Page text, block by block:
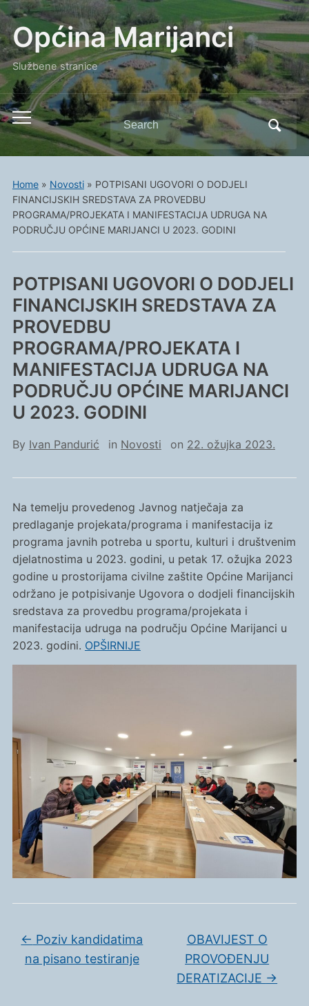
Općina Marijanci
Službene stranice
Toggle
mobile
menu
Search
for:
Home» Novosti» POTPISANI UGOVORI O DODJELI
FINANCIJSKIH SREDSTAVA ZA PROVEDBU
PROGRAMA/PROJEKATA I MANIFESTACIJA UDRUGA NA
PODRUČJU OPĆINE MARIJANCI U 2023. GODINI
POTPISANI UGOVORI O DODJELI
FINANCIJSKIH SREDSTAVA ZA
PROVEDBU
PROGRAMA/PROJEKATA I
MANIFESTACIJA UDRUGA NA
PODRUČJU OPĆINE MARIJANCI
U 2023. GODINI
By Ivan Pandurić in Novosti on 22. ožujka 2023.
Na temelju provedenog Javnog natječaja za
predlaganje projekata/programa i manifestacija iz
programa javnih potreba u sportu, kulturi i društvenim
djelatnostima u 2023. godini, u petak 17. ožujka 2023
godine u prostorijama civilne zaštite Općine Marijanci
održano je potpisivanje Ugovora o dodjeli financijskih
sredstava za provedbu programa/projekata i
manifestacija udruga na području Općine Marijanci u
2023. godini. OPŠIRNIJE
← Poziv kandidatima
na pisano testiranje
OBAVIJEST O
PROVOĐENJU
DERATIZACIJE →